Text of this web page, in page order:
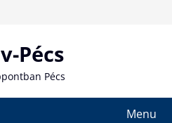
Pécs
Pécs
Menu